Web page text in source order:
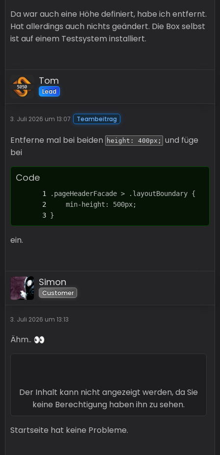
Da war auch eine Höhe definiert, habe ich entfernt.
Hat allerdings auch nichts geändert. Die Box selbst
ist auf einem Testsystem installiert.
Tom
Lead
3. Juli 2026 um 13:07 Teambeitrag
Entferne mal bei beiden height: 400px;
und füge
bei
Code
}
ein.
Simon
Customer
3. Juli 2026 um 13:13
Ähm..
Der Inhalt kann nicht angezeigt werden, da Sie
keine Berechtigung haben ihn zu sehen.
Startseite hat keine Probleme.